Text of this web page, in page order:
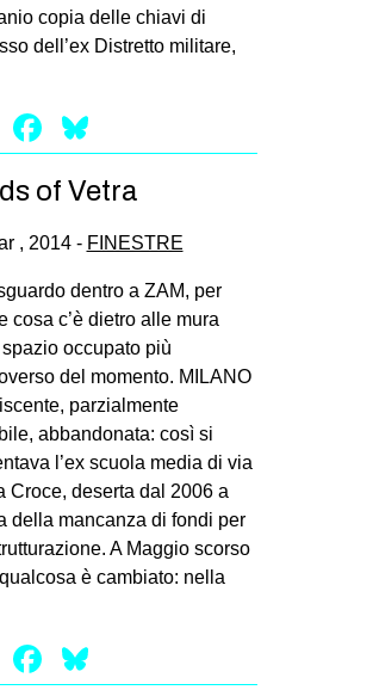
copia delle chiavi di
dell’ex Distretto militare,
Mastodon
Facebook
of Vetra
, 2014 - FINESTRE
dentro a ZAM, per
cosa c’è dietro alle mura
occupato più
del momento. MILANO
parzialmente
abbandonata: così si
l’ex scuola media di via
Croce, deserta dal 2006 a
della mancanza di fondi per
A Maggio scorso
è cambiato: nella
Mastodon
Facebook